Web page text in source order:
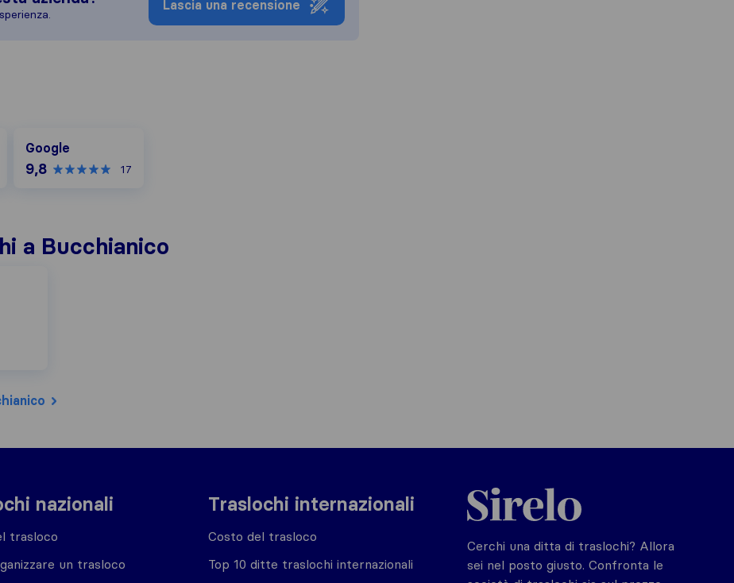
Lascia una recensione
Google
9,8 17
a Bucchianico
nazionali
trasloco
un trasloco
Traslochi internazionali
Costo del trasloco
Top 10 ditte traslochi internazionali
Sirelo.it
Cerchi una ditta di traslochi? Allora
sei nel posto giusto. Confronta le